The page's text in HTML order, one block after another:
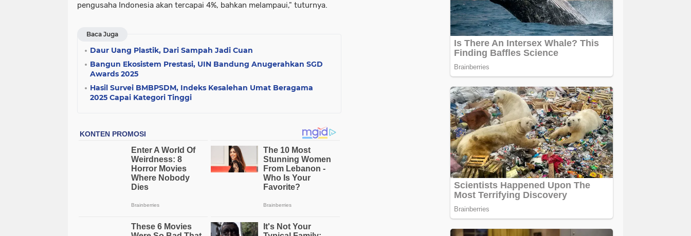
pengusaha Indonesia akan tercapai 4%, bahkan melampaui," tuturnya.
Baca Juga
Daur Uang Plastik, Dari Sampah Jadi Cuan
Bangun Ekosistem Prestasi, UIN Bandung Anugerahkan SGD
Awards 2025
Hasil Survei BMBPSDM, Indeks Kesalehan Umat Beragama
2025 Capai Kategori Tinggi